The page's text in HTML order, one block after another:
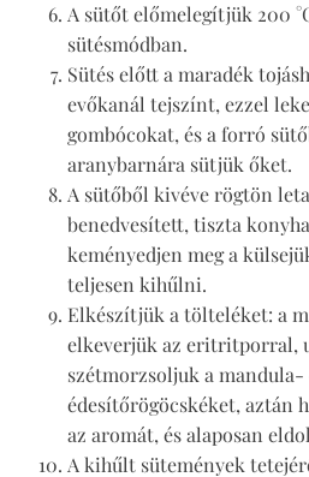
A sütőt előmelegítjük 200
sütésmódban.
Sütés előtt a maradék
evőkanál tejszínt, ezzel
gombócokat, és a forró
aranybarnára sütjük őket.
A sütőből kivéve rögtön
benedvesített, tiszta
keményedjen meg a
teljesen kihűlni.
Elkészítjük a tölteléket: a
elkeverjük az eritritporral,
szétmorzsoljuk a mandula-
édesítőrögöcskéket, aztán
az aromát, és alaposan
A kihűlt sütemények